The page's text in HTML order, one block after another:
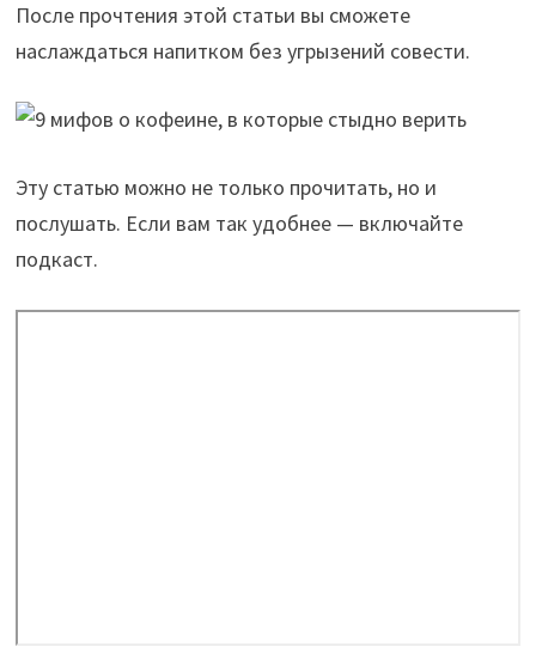
После прочтения этой статьи вы сможете
наслаждаться напитком без угрызений совести.
Эту статью можно не только прочитать, но и
послушать. Если вам так удобнее — включайте
подкаст.